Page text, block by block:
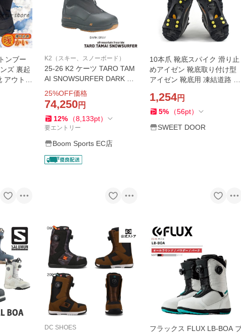
ンブー
ズ 裏起
ウトド
レゼン
K2（スキー、スノーボード）
25-26 K2 ケーツ TARO TAM
AI SNOWSURFER DARK GR
EY タロウタマイ スノーサー
ファー ゲンテン 玉井太郎 メ
ンズ スノーボードブーツ 日
本正規品
25%OFF価格
74,250円
12% （8,133pt）
要エントリー
Boom Sports EC店
10本爪 靴底スパイク 滑り止
めアイゼン 靴底取り付け型
アイゼン 靴底用 凍結道路 雪
インブーツ スノーブー
1,254円
5% （56pt）
SWEET DOOR
DC SHOES
フラックス FLUX LB-BOA